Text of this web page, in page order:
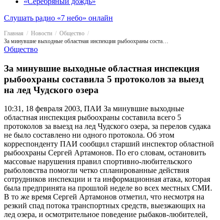
Слушать радио «7 небо» онлайн
Главная Новости
Общество
За минувшие выходные областная инспекция рыбоохраны составила 5 протоколов за выезд на лед Чудского озера
Общество
За минувшие выходные областная инспекция
рыбоохраны составила 5 протоколов за выезд
на лед Чудского озера
10:31, 18 февраля 2003, ПАИ За минувшие выходные
областная инспекция рыбоохраны составила всего 5
протоколов за выезд на лед Чудского озера, за перелов судака
не было составлено ни одного протокола. Об этом
корреспонденту ПАИ сообщил старший инспектор областной
рыбоохраны Сергей Артамонов. По его словам, остановить
массовые нарушения правил спортивно-любительского
рыболовства помогли четко спланированные действия
сотрудников инспекции и та информационная атака, которая
была предпринята на прошлой неделе во всех местных СМИ.
В то же время Сергей Артамонов отметил, что несмотря на
резкий спад потока транспортных средств, выезжающих на
лед озера, и осмотрительное поведение рыбаков-любителей,